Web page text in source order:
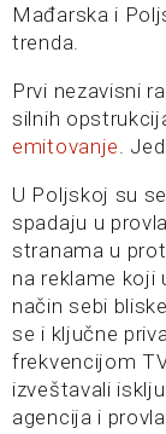
Mađarska i
trenda.
Prvi nezavisni
silnih
emitovanje .
U Poljskoj su
spadaju u
stranama u
na reklame koji
način sebi
se i ključne
frekvencijom
izveštavali
agencija i